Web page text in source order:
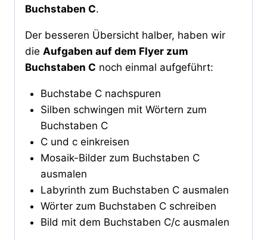
Buchstaben C.
Der besseren Übersicht halber, haben wir
die Aufgaben auf dem Flyer zum
Buchstaben C noch einmal aufgeführt:
Buchstabe C nachspuren
Silben schwingen mit Wörtern zum
Buchstaben C
C und c einkreisen
Mosaik-Bilder zum Buchstaben C
ausmalen
Labyrinth zum Buchstaben C ausmalen
Wörter zum Buchstaben C schreiben
Bild mit dem Buchstaben C/c ausmalen